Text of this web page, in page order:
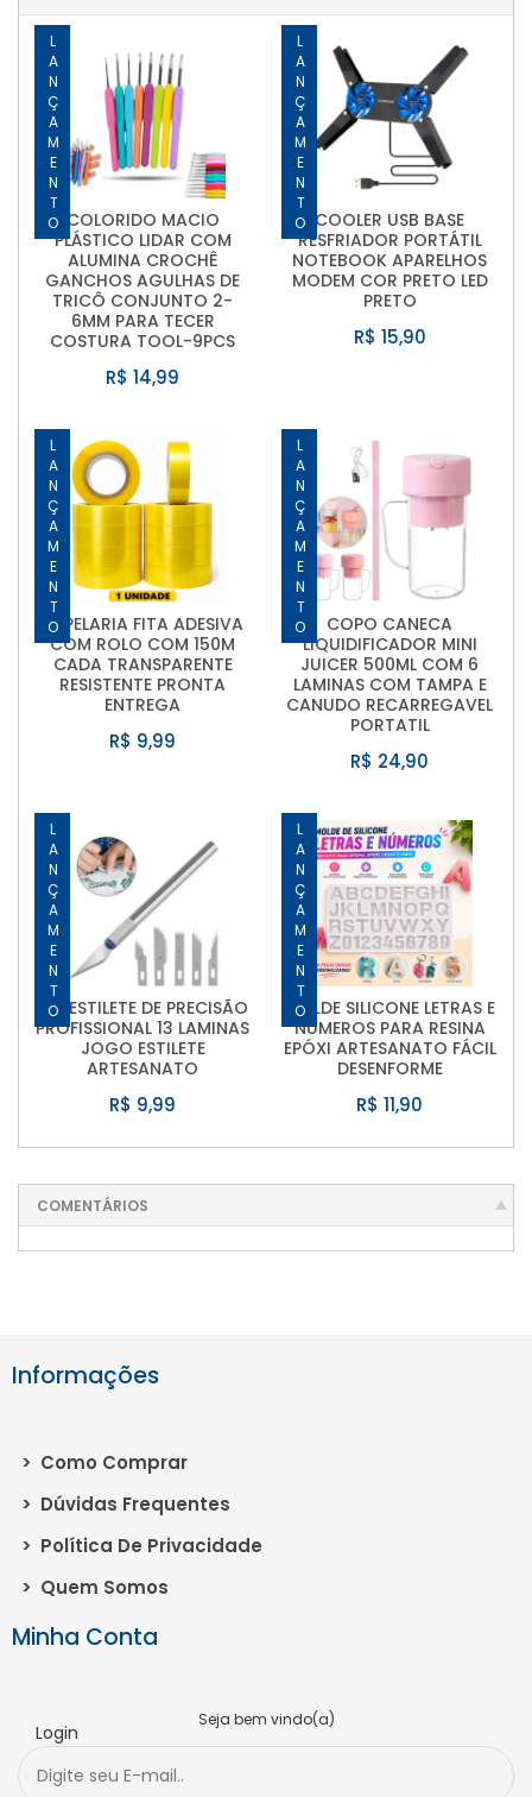
LANÇAMENTO COLORIDO MACIO
PLÁSTICO LIDAR COM
ALUMINA CROCHÊ
GANCHOS AGULHAS DE
TRICÔ CONJUNTO 2-
6MM PARA TECER
COSTURA TOOL-9PCS
R$ 14,99
LANÇAMENTO COOLER USB BASE
RESFRIADOR PORTÁTIL
NOTEBOOK APARELHOS
MODEM COR PRETO LED
PRETO
R$ 15,90
LANÇAMENTO
PAPELARIA FITA ADESIVA
COM ROLO COM 150M
CADA TRANSPARENTE
RESISTENTE PRONTA
ENTREGA
R$ 9,99
LANÇAMENTO
COPO CANECA
LIQUIDIFICADOR MINI
JUICER 500ML COM 6
LAMINAS COM TAMPA E
CANUDO RECARREGAVEL
PORTATIL
R$ 24,90
LANÇAMENTO
KIT ESTILETE DE PRECISÃO
PROFISSIONAL 13 LAMINAS
JOGO ESTILETE
ARTESANATO
R$ 9,99
LANÇAMENTO
MOLDE SILICONE LETRAS E
NÚMEROS PARA RESINA
EPÓXI ARTESANATO FÁCIL
DESENFORME
R$ 11,90
COMENTÁRIOS
Informações
> Como Comprar
> Dúvidas Frequentes
> Política De Privacidade
> Quem Somos
Minha Conta
Seja bem vindo(a)
Login